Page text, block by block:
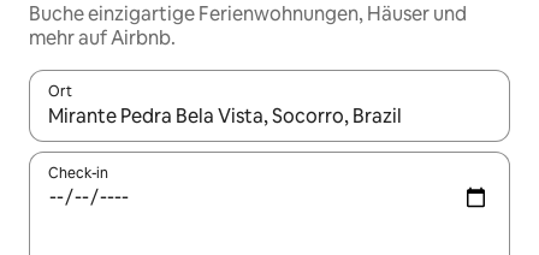
Buche einzigartige Ferienwohnungen, Häuser und
mehr auf Airbnb.
Ort
Wenn Ergebnisse verfügbar sind, navigiere mit den
Check-in